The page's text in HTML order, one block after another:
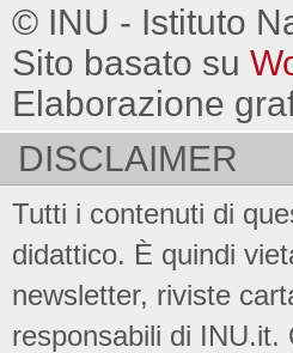
© INU - Istituto
Sito basato su
Elaborazione
DISCLAIMER
Tutti i contenuti di
didattico. È quindi
newsletter, riviste
responsabili di INU.it.